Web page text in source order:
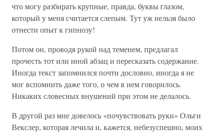
что могу разбирать крупные, правда, буквы глазом,
который у меня считается слепым. Тут уж нельзя было
отнести опыт к гипнозу!
Потом он, проводя рукой над теменем, предлагал
прочесть тот или иной абзац и пересказать содержание.
Иногда текст запомнился почти дословно, иногда я не
мог вспомнить даже того, о чем в нем говорилось.
Никаких словесных внушений при этом не делалось.
В другой раз мне довелось «почувствовать руки» Ольги
Векслер, которая лечила и, кажется, небезуспешно, моих